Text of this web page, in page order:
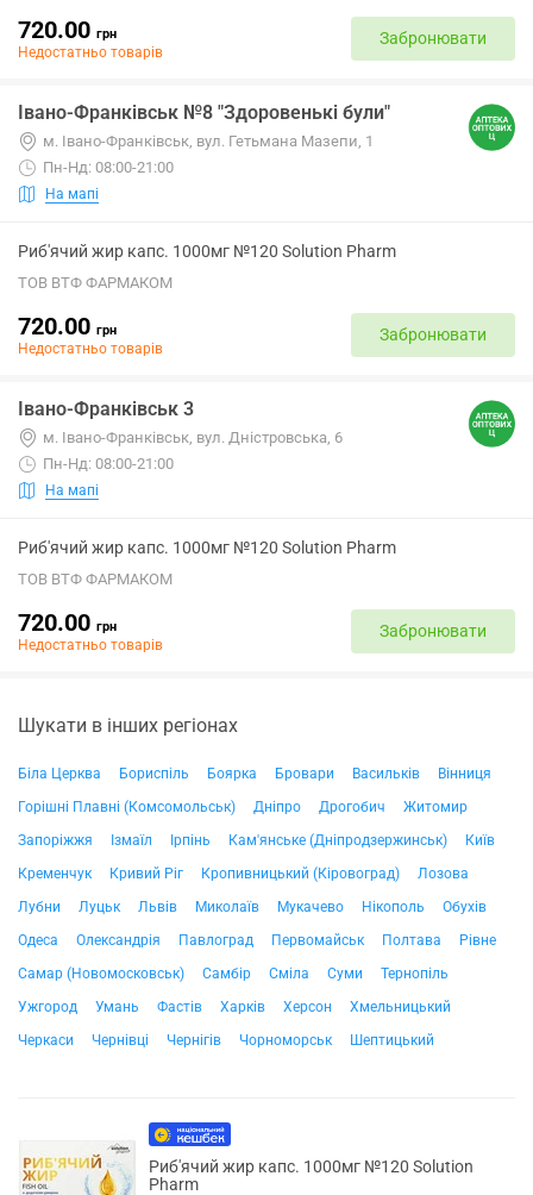
720.00 грн
Недостатньо товарів
Забронювати
Івано-Франківськ №8 "Здоровенькі були"
м. Івано-Франківськ, вул. Гетьмана Мазепи, 1
Пн-Нд: 08:00-21:00
На мапі
Риб'ячий жир капс. 1000мг №120 Solution Pharm
ТОВ ВТФ ФАРМАКОМ
720.00 грн
Недостатньо товарів
Забронювати
Івано-Франківськ 3
м. Івано-Франківськ, вул. Дністровська, 6
Пн-Нд: 08:00-21:00
На мапі
Риб'ячий жир капс. 1000мг №120 Solution Pharm
ТОВ ВТФ ФАРМАКОМ
720.00 грн
Недостатньо товарів
Забронювати
Шукати в інших регіонах
Біла Церква Бориспіль Боярка Бровари Васильків
Вінниця
Горішні Плавні (Комсомольськ)
Дніпро Дрогобич
Житомир
Запоріжжя
Ізмаїл Ірпінь Кам'янське (Дніпродзержинськ)
Київ
Кременчук
Кривий Ріг Кропивницький (Кіровоград)
Лозова
Лубни
Луцьк Львів Миколаїв Мукачево Нікополь
Обухів
Одеса
Олександрія Павлоград Первомайськ Полтава
Рівне
Самар (Новомосковськ)
Самбір Сміла Суми
Тернопіль
Ужгород
Умань Фастів Харків Херсон
Хмельницький
Черкаси
Чернівці Чернігів Чорноморськ Шептицький
Риб'ячий жир капс. 1000мг №120 Solution
Pharm